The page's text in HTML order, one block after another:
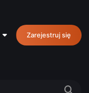
Zarejestruj się